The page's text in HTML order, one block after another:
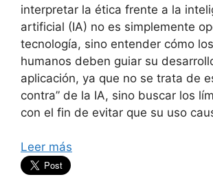
interpretar la ética frente a la
artificial (IA) no es simplemente
tecnología, sino entender cómo
humanos deben guiar su
aplicación, ya que no se trata de
contra” de la IA, sino buscar los
con el fin de evitar que su uso
Leer más